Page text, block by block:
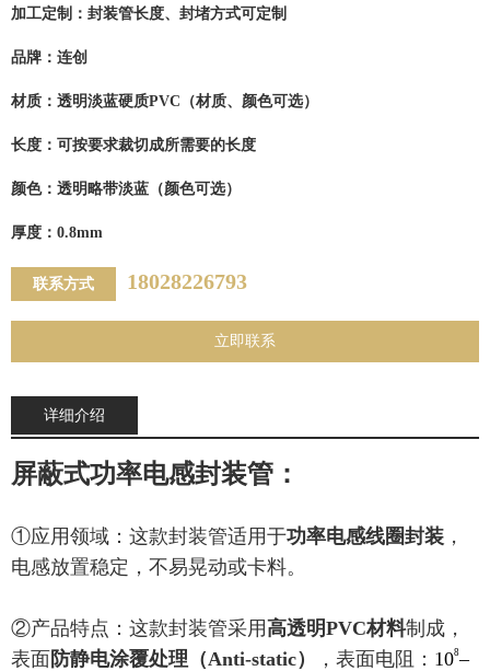
加工定制： 封装管长度、封堵方式可定制
品牌： 连创
材质： 透明淡蓝硬质PVC（材质、颜色可选）
长度： 可按要求裁切成所需要的长度
颜色： 透明略带淡蓝（颜色可选）
厚度： 0.8mm
联系方式 18028226793
立即联系
详细介绍
屏蔽式功率电感封装管：
①应用领域：这款封装管适用于功率电感线圈封装 ，
电感放置稳定，不易晃动或卡料。
②产品特点： 这款封装管采用高透明PVC材料制成，
表面防静电涂覆处理（Anti-static） ，表面电阻： 108–